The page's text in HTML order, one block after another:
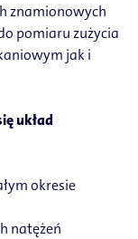
znamionowych
pomiaru zużycia
jak i
układ
okresie
natężeń